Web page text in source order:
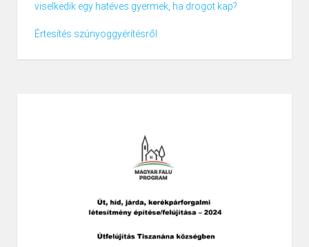
viselkedik egy hatéves gyermek, ha drogot kap?
Értesítés szúnyoggyérítésről